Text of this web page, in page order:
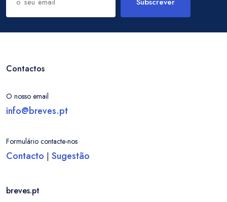
Contactos
O nosso email
info@breves.pt
Formulário contacte-nos
Contacto | Sugestão
breves.pt